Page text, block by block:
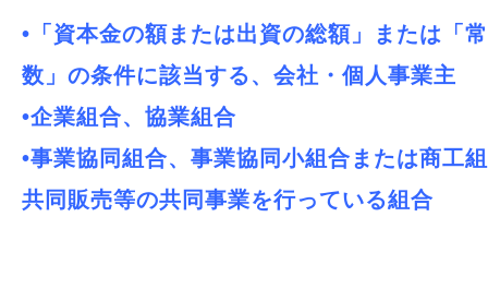
•「資本金の額または出資の総額」または「
数」の条件に該当する、会社・個人事業主
•企業組合、協業組合
•事業協同組合、事業協同小組合または商工
共同販売等の共同事業を行っている組合